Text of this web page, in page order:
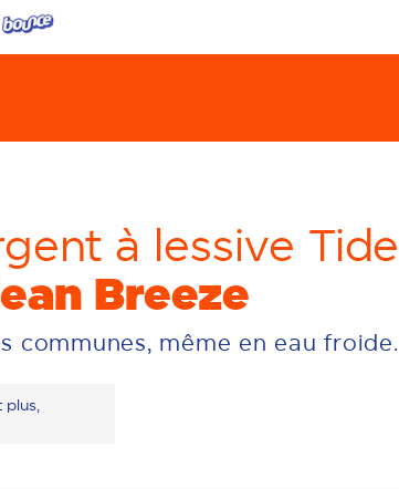
à lessive Tide
Breeze
communes, même en eau froide.